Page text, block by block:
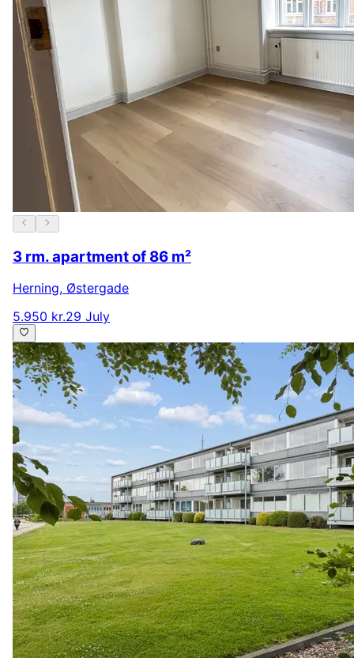
3 rm. apartment of 86 m²
Herning, Østergade
5.950 kr.29 July